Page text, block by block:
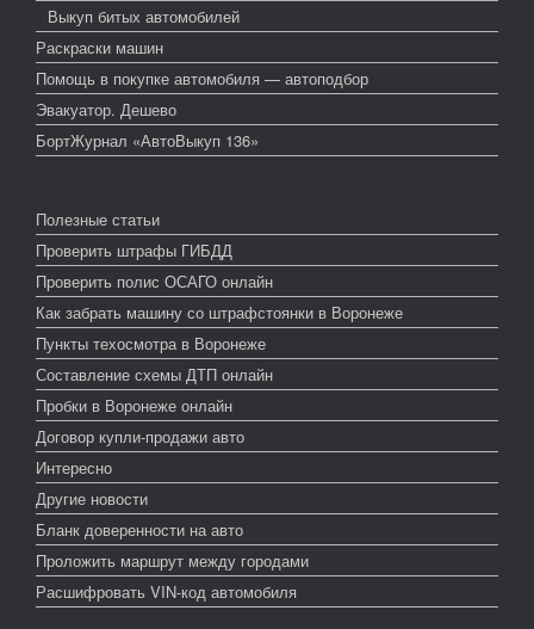
Выкуп битых автомобилей
Раскраски машин
Помощь в покупке автомобиля — автоподбор
Эвакуатор. Дешево
БортЖурнал «АвтоВыкуп 136»
Полезные статьи
Проверить штрафы ГИБДД
Проверить полис ОСАГО онлайн
Как забрать машину со штрафстоянки в Воронеже
Пункты техосмотра в Воронеже
Составление схемы ДТП онлайн
Пробки в Воронеже онлайн
Договор купли-продажи авто
Интересно
Другие новости
Бланк доверенности на авто
Проложить маршрут между городами
Расшифровать VIN-код автомобиля